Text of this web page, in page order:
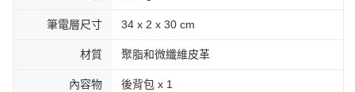
筆電層尺寸 34 x 2 x 30 cm
材質 聚脂和微纖維皮革
內容物 後背包 x 1